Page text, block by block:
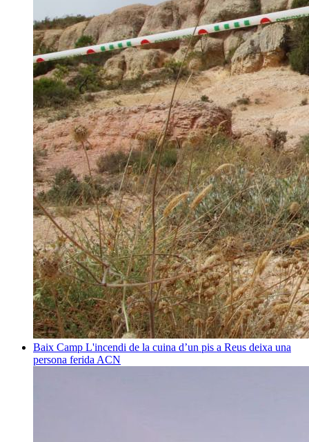
Baix Camp L'incendi de la cuina d’un pis a Reus deixa una
persona ferida ACN